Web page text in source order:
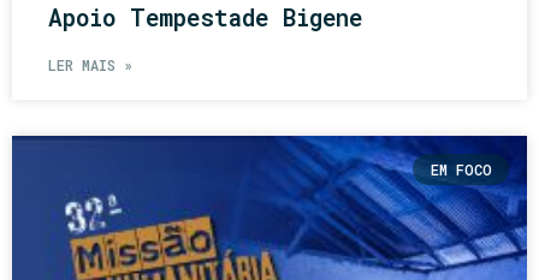
Apoio Tempestade Bigene
LER MAIS »
EM FOCO